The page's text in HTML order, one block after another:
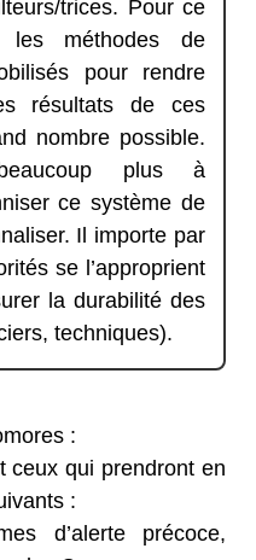
trices. Pour ce
méthodes de
pour rendre
résultats de ces
nombre possible.
plus à
ce système de
Il importe par
se l’approprient
la durabilité des
techniques).
:
ceux qui prendront en
:
d’alerte précoce,